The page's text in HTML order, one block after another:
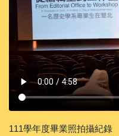
111學年度畢業照拍攝紀錄